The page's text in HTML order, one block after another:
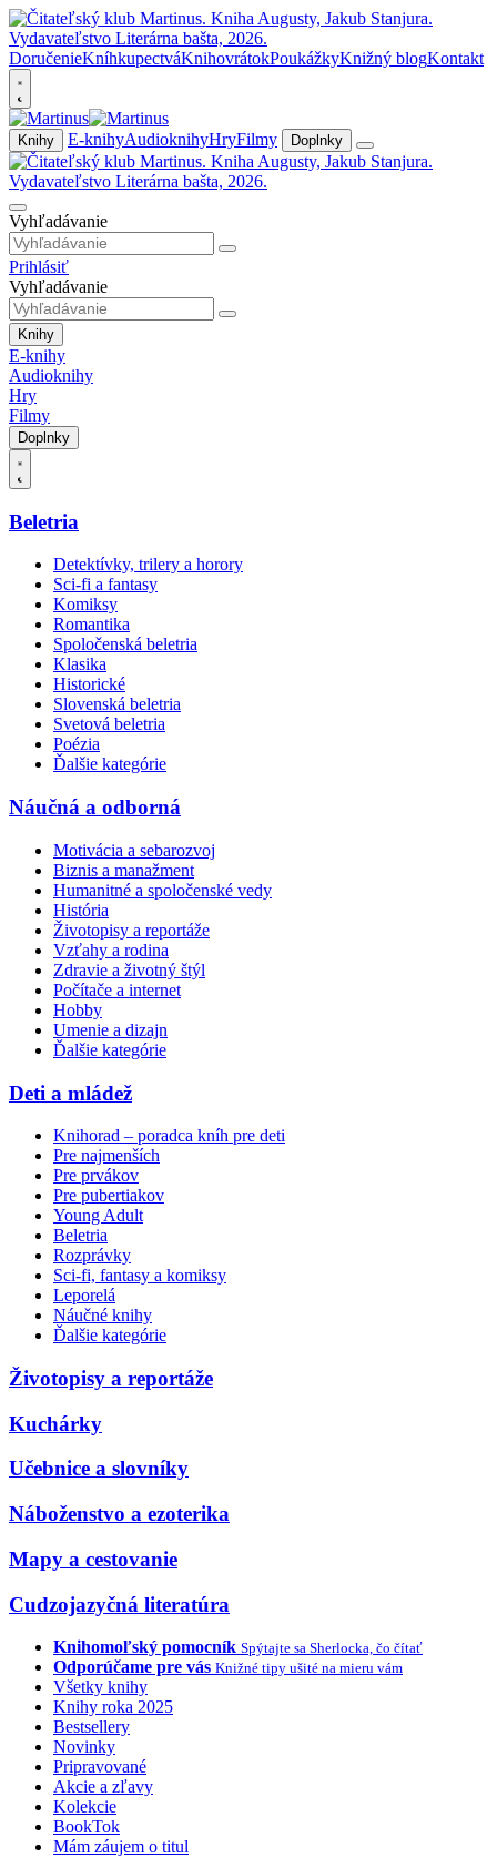
DoručenieKníhkupectváKnihovrátokPoukážkyKnižný blogKontakt
Knihy E-knihyAudioknihyHryFilmy Doplnky
Vyhľadávanie
Prihlásiť
Vyhľadávanie
Knihy
E-knihy
Audioknihy
Hry
Filmy
Doplnky
Beletria
Detektívky, trilery a horory
Sci-fi a fantasy
Komiksy
Romantika
Spoločenská beletria
Klasika
Historické
Slovenská beletria
Svetová beletria
Poézia
Ďalšie kategórie
Náučná a odborná
Motivácia a sebarozvoj
Biznis a manažment
Humanitné a spoločenské vedy
História
Životopisy a reportáže
Vzťahy a rodina
Zdravie a životný štýl
Počítače a internet
Hobby
Umenie a dizajn
Ďalšie kategórie
Deti a mládež
Knihorad – poradca kníh pre deti
Pre najmenších
Pre prvákov
Pre pubertiakov
Young Adult
Beletria
Rozprávky
Sci-fi, fantasy a komiksy
Leporelá
Náučné knihy
Ďalšie kategórie
Životopisy a reportáže
Kuchárky
Učebnice a slovníky
Náboženstvo a ezoterika
Mapy a cestovanie
Cudzojazyčná literatúra
Knihomoľský pomocník Spýtajte sa Sherlocka, čo čítať
Odporúčame pre vás Knižné tipy ušité na mieru vám
Všetky knihy
Knihy roka 2025
Bestsellery
Novinky
Pripravované
Akcie a zľavy
Kolekcie
BookTok
Mám záujem o titul